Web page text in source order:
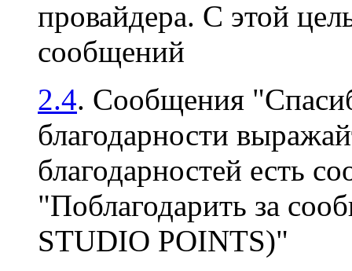
провайдера. С этой
сообщений
2.4. Сообщения
благодарности
благодарностей есть
"Поблагодарить за
STUDIO POINTS)"